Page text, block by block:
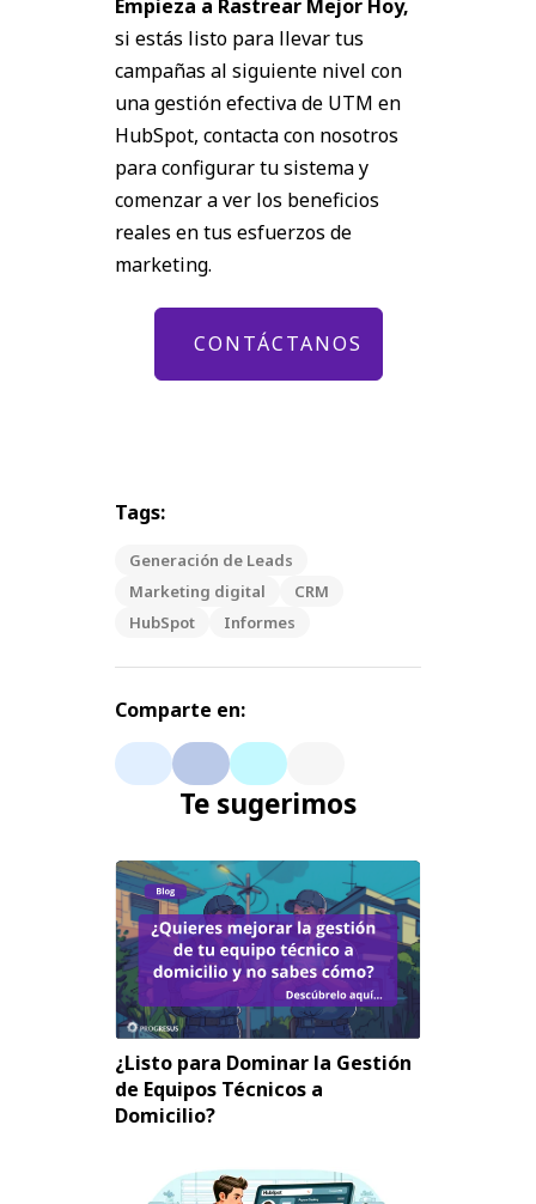
Empieza a Rastrear Mejor Hoy,
si estás listo para llevar tus
campañas al siguiente nivel con
una gestión efectiva de UTM en
HubSpot, contacta con nosotros
para configurar tu sistema y
comenzar a ver los beneficios
reales en tus esfuerzos de
marketing.
CONTÁCTANOS
Tags:
Generación de Leads
Marketing digital
CRM
HubSpot
Informes
Comparte en:
Te sugerimos
¿Listo para Dominar la Gestión
de Equipos Técnicos a
Domicilio?